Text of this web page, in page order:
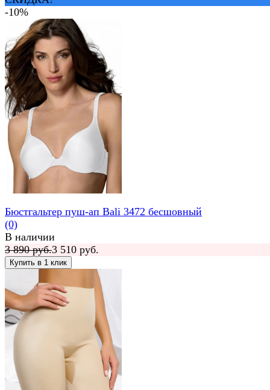
-10%
Бюстгальтер пуш-ап Bali 3472 бесшовный
(0)
В наличии
3 890 руб.3 510 руб.